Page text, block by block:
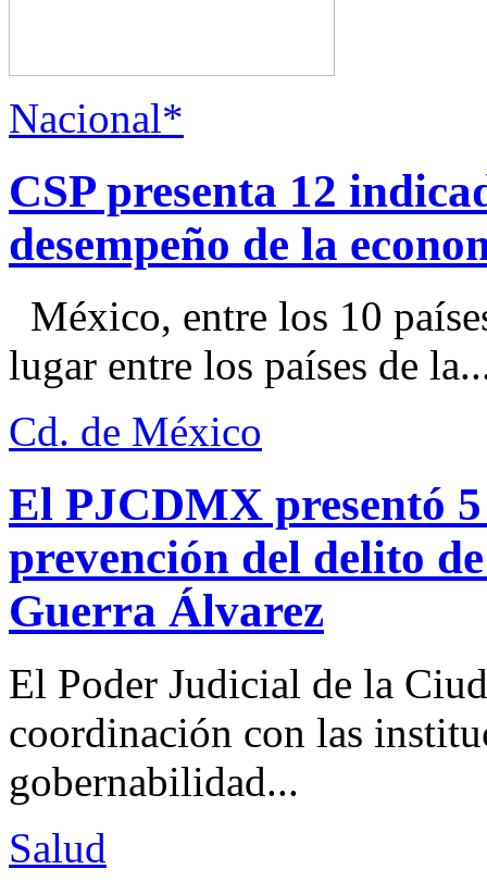
Nacional*
CSP presenta 12
desempeño de la
México, entre los 10
lugar entre los países de
Cd. de México
El PJCDMX presentó
prevención del delito
Guerra Álvarez
El Poder Judicial de la
coordinación con las
gobernabilidad...
Salud